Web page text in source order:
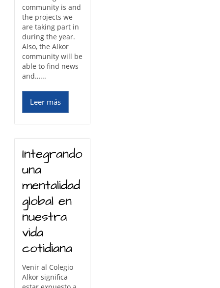
community is and
the projects we
are taking part in
during the year.
Also, the Alkor
community will be
able to find news
and…...
Leer más
Integrando
una
mentalidad
global en
nuestra
vida
cotidiana
Venir al Colegio
Alkor significa